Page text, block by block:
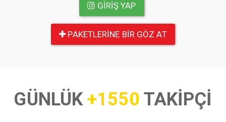
GIRIŞ YAP
PAKETLERINE BIR GÖZ AT
GÜNLÜK+1550 TAKİPÇİ